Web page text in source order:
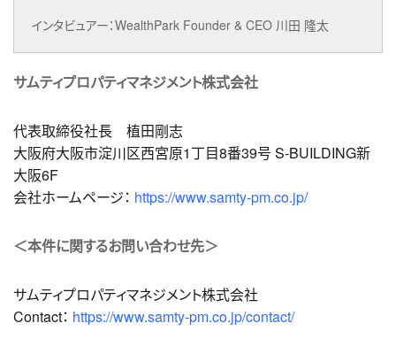
インタビュアー：WealthPark Founder & CEO 川田 隆太
サムティプロパティマネジメント株式会社
代表取締役社長 植田剛志
大阪府大阪市淀川区西宮原1丁目8番39号 S-BUILDING新
大阪6F
会社ホームページ： https://www.samty-pm.co.jp/
＜本件に関するお問い合わせ先＞
サムティプロパティマネジメント株式会社
Contact： https://www.samty-pm.co.jp/contact/